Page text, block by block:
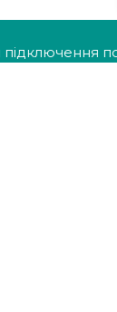
підключення